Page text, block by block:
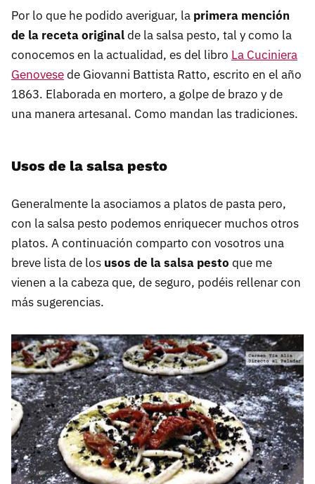
Por lo que he podido averiguar, la primera mención
de la receta originalde la salsa pesto, tal y como la
conocemos en la actualidad, es del libro La Cuciniera
Genovesede Giovanni Battista Ratto, escrito en el año
1863. Elaborada en mortero, a golpe de brazo y de
una manera artesanal. Como mandan las tradiciones.
Usos de la salsa pesto
Generalmente la asociamos a platos de pasta pero,
con la salsa pesto podemos enriquecer muchos otros
platos. A continuación comparto con vosotros una
breve lista de los usos de la salsa pesto que me
vienen a la cabeza que, de seguro, podéis rellenar con
más sugerencias.